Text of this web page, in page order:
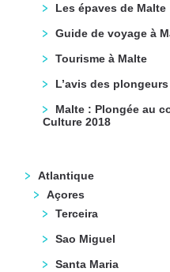
Les épaves de Malte
Guide de voyage à
Tourisme à Malte
L’avis des
Malte : Plongée au
Culture 2018
Atlantique
Açores
Terceira
Sao Miguel
Santa Maria